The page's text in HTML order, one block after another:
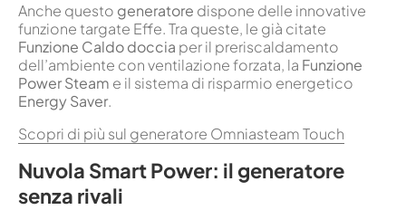
Anche questo generatore dispone delle innovative
funzione targate Effe. Tra queste, le già citate
Funzione Caldo doccia per il preriscaldamento
dell’ambiente con ventilazione forzata, la Funzione
Power Steam e il sistema di risparmio energetico
Energy Saver.
Scopri di più sul generatore Omniasteam Touch
Nuvola Smart Power: il generatore
senza rivali